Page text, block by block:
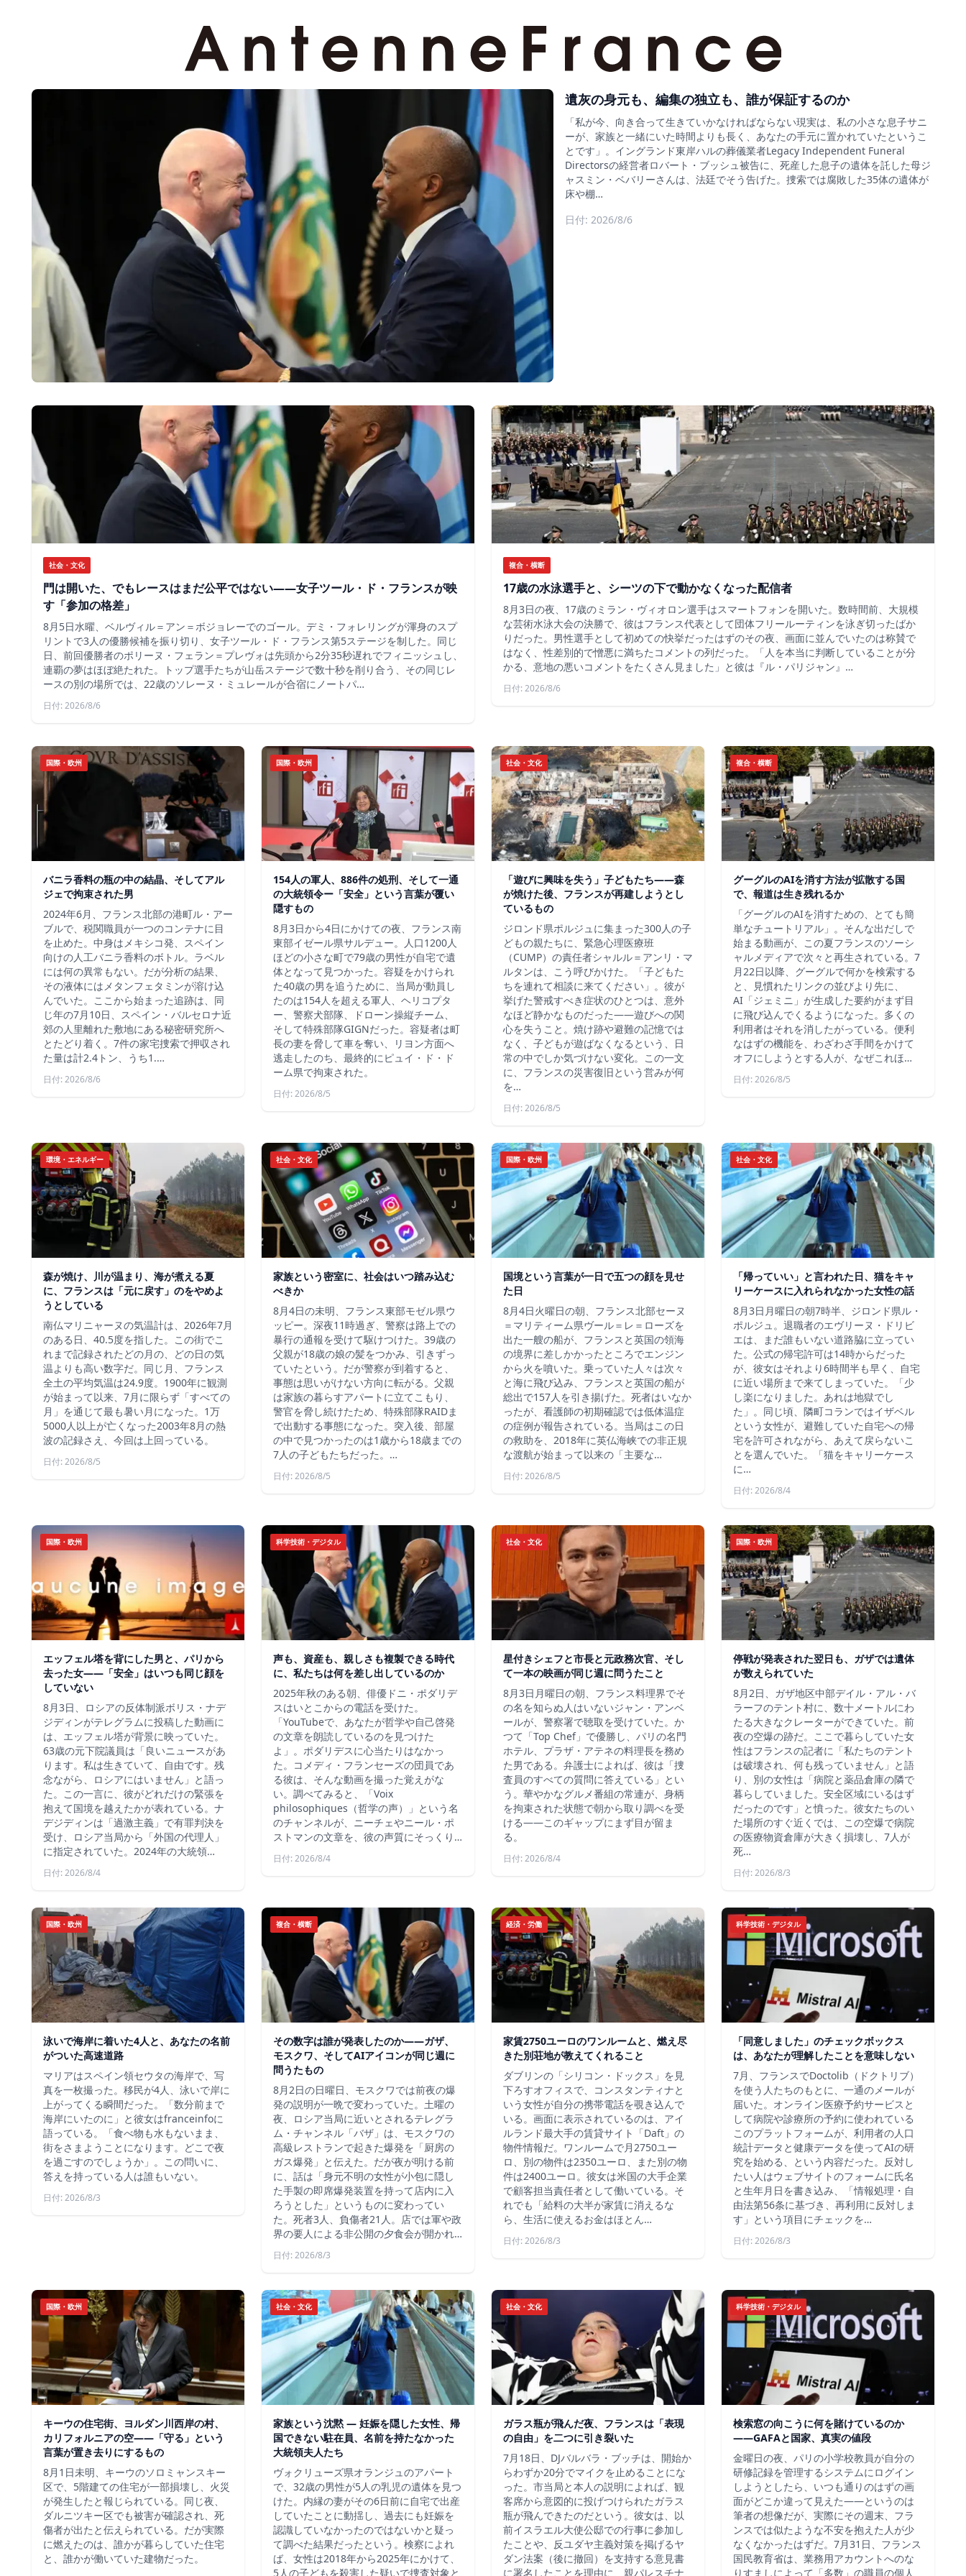
遺灰の身元も、編集の独立も、誰が保証するのか
「私が今、向き合って生きていかなければならない現実は、私の小さな息子サニ
ーが、家族と一緒にいた時間よりも長く、あなたの手元に置かれていたというこ
とです」。イングランド東岸ハルの葬儀業者Legacy Independent Funeral
Directorsの経営者ロバート・ブッシュ被告に、死産した息子の遺体を託した母ジ
ャスミン・ベバリーさんは、法廷でそう告げた。捜索では腐敗した35体の遺体が
床や棚…
日付: 2026/8/6
社会・文化
門は開いた、でもレースはまだ公平ではない――女子ツール・ド・フランスが映
す「参加の格差」
8月5日水曜、ベルヴィル＝アン＝ボジョレーでのゴール。デミ・フォレリングが渾身のスプ
リントで3人の優勝候補を振り切り、女子ツール・ド・フランス第5ステージを制した。同じ
日、前回優勝者のポリーヌ・フェラン＝プレヴォは先頭から2分35秒遅れでフィニッシュし、
連覇の夢はほぼ絶たれた。トップ選手たちが山岳ステージで数十秒を削り合う、その同じレ
ースの別の場所では、22歳のソレーヌ・ミュレールが合宿にノートパ…
日付: 2026/8/6
複合・横断
17歳の水泳選手と、シーツの下で動かなくなった配信者
8月3日の夜、17歳のミラン・ヴィオロン選手はスマートフォンを開いた。数時間前、大規模
な芸術水泳大会の決勝で、彼はフランス代表として団体フリールーティンを泳ぎ切ったばか
りだった。男性選手として初めての快挙だったはずのその夜、画面に並んでいたのは称賛で
はなく、性差別的で憎悪に満ちたコメントの列だった。「人を本当に判断していることが分
かる、意地の悪いコメントをたくさん見ました」と彼は『ル・パリジャン』…
日付: 2026/8/6
国際・欧州
バニラ香料の瓶の中の結晶、そしてアル
ジェで拘束された男
2024年6月、フランス北部の港町ル・アー
ブルで、税関職員が一つのコンテナに目
を止めた。中身はメキシコ発、スペイン
向けの人工バニラ香料のボトル。ラベル
には何の異常もない。だが分析の結果、
その液体にはメタンフェタミンが溶け込
んでいた。ここから始まった追跡は、同
じ年の7月10日、スペイン・バルセロナ近
郊の人里離れた敷地にある秘密研究所へ
とたどり着く。7件の家宅捜索で押収され
た量は計2.4トン、うち1.…
日付: 2026/8/6
国際・欧州
154人の軍人、886件の処刑、そして一通
の大統領令ー「安全」という言葉が覆い
隠すもの
8月3日から4日にかけての夜、フランス南
東部イゼール県サルデュー。人口1200人
ほどの小さな町で79歳の男性が自宅で遺
体となって見つかった。容疑をかけられ
た40歳の男を追うために、当局が動員し
たのは154人を超える軍人、ヘリコプタ
ー、警察犬部隊、ドローン操縦チーム、
そして特殊部隊GIGNだった。容疑者は町
長の妻を脅して車を奪い、リヨン方面へ
逃走したのち、最終的にピュイ・ド・ド
ーム県で拘束された。
日付: 2026/8/5
社会・文化
「遊びに興味を失う」子どもたち——森
が焼けた後、フランスが再建しようとし
ているもの
ジロンド県ポルジュに集まった300人の子
どもの親たちに、緊急心理医療班
（CUMP）の責任者シャルル＝アンリ・マ
ルタンは、こう呼びかけた。「子どもた
ちを連れて相談に来てください」。彼が
挙げた警戒すべき症状のひとつは、意外
なほど静かなものだった――遊びへの関
心を失うこと。焼け跡や避難の記憶では
なく、子どもが遊ばなくなるという、日
常の中でしか気づけない変化。この一文
に、フランスの災害復旧という営みが何
を…
日付: 2026/8/5
複合・横断
グーグルのAIを消す方法が拡散する国
で、報道は生き残れるか
「グーグルのAIを消すための、とても簡
単なチュートリアル」。そんな出だしで
始まる動画が、この夏フランスのソーシ
ャルメディアで次々と再生されている。7
月22日以降、グーグルで何かを検索する
と、見慣れたリンクの並びより先に、
AI「ジェミニ」が生成した要約がまず目
に飛び込んでくるようになった。多くの
利用者はそれを消したがっている。便利
なはずの機能を、わざわざ手間をかけて
オフにしようとする人が、なぜこれほ…
日付: 2026/8/5
環境・エネルギー
森が焼け、川が温まり、海が煮える夏
に、フランスは「元に戻す」のをやめよ
うとしている
南仏マリニャーヌの気温計は、2026年7月
のある日、40.5度を指した。この街でこ
れまで記録されたどの月の、どの日の気
温よりも高い数字だ。同じ月、フランス
全土の平均気温は24.9度。1900年に観測
が始まって以来、7月に限らず「すべての
月」を通じて最も暑い月になった。1万
5000人以上が亡くなった2003年8月の熱
波の記録さえ、今回は上回っている。
日付: 2026/8/5
社会・文化
家族という密室に、社会はいつ踏み込む
べきか
8月4日の未明、フランス東部モゼル県ウ
ッピー。深夜11時過ぎ、警察は路上での
暴行の通報を受けて駆けつけた。39歳の
父親が18歳の娘の髪をつかみ、引きずっ
ていたという。だが警察が到着すると、
事態は思いがけない方向に転がる。父親
は家族の暮らすアパートに立てこもり、
警官を脅し続けたため、特殊部隊RAIDま
で出動する事態になった。突入後、部屋
の中で見つかったのは1歳から18歳までの
7人の子どもたちだった。…
日付: 2026/8/5
国際・欧州
国境という言葉が一日で五つの顔を見せ
た日
8月4日火曜日の朝、フランス北部セーヌ
＝マリティーム県ヴール＝レ＝ローズを
出た一艘の船が、フランスと英国の領海
の境界に差しかかったところでエンジン
から火を噴いた。乗っていた人々は次々
と海に飛び込み、フランスと英国の船が
総出で157人を引き揚げた。死者はいなか
ったが、看護師の初期確認では低体温症
の症例が報告されている。当局はこの日
の救助を、2018年に英仏海峡での非正規
な渡航が始まって以来の「主要な…
日付: 2026/8/5
社会・文化
「帰っていい」と言われた日、猫をキャ
リーケースに入れられなかった女性の話
8月3日月曜日の朝7時半、ジロンド県ル・
ポルジュ。退職者のエヴリーヌ・ドリビ
エは、まだ誰もいない道路脇に立ってい
た。公式の帰宅許可は14時からだった
が、彼女はそれより6時間半も早く、自宅
に近い場所まで来てしまっていた。「少
し楽になりました。あれは地獄でし
た」。同じ頃、隣町コランではイザベル
という女性が、避難していた自宅への帰
宅を許可されながら、あえて戻らないこ
とを選んでいた。「猫をキャリーケース
に…
日付: 2026/8/4
国際・欧州
エッフェル塔を背にした男と、パリから
去った女——「安全」はいつも同じ顔を
していない
8月3日、ロシアの反体制派ボリス・ナデ
ジディンがテレグラムに投稿した動画に
は、エッフェル塔が背景に映っていた。
63歳の元下院議員は「良いニュースがあ
ります。私は生きていて、自由です。残
念ながら、ロシアにはいません」と語っ
た。この一言に、彼がどれだけの緊張を
抱えて国境を越えたかが表れている。ナ
デジディンは「過激主義」で有罪判決を
受け、ロシア当局から「外国の代理人」
に指定されていた。2024年の大統領…
日付: 2026/8/4
科学技術・デジタル
声も、資産も、親しさも複製できる時代
に、私たちは何を差し出しているのか
2025年秋のある朝、俳優ドニ・ポダリデ
スはいとこからの電話を受けた。
「YouTubeで、あなたが哲学や自己啓発
の文章を朗読しているのを見つけた
よ」。ポダリデスに心当たりはなかっ
た。コメディ・フランセーズの団員であ
る彼は、そんな動画を撮った覚えがな
い。調べてみると、「Voix
philosophiques（哲学の声）」という名
のチャンネルが、ニーチェやニール・ポ
ストマンの文章を、彼の声質にそっくり…
日付: 2026/8/4
社会・文化
星付きシェフと市長と元政務次官、そし
て一本の映画が同じ週に問うたこと
8月3日月曜日の朝、フランス料理界でそ
の名を知らぬ人はいないジャン・アンベ
ールが、警察署で聴取を受けていた。か
つて「Top Chef」で優勝し、パリの名門
ホテル、プラザ・アテネの料理長を務め
た男である。弁護士によれば、彼は「捜
査員のすべての質問に答えている」とい
う。華やかなグルメ番組の常連が、身柄
を拘束された状態で朝から取り調べを受
ける――このギャップにまず目が留ま
る。
日付: 2026/8/4
国際・欧州
停戦が発表された翌日も、ガザでは遺体
が数えられていた
8月2日、ガザ地区中部デイル・アル・バ
ラーフのテント村に、数十メートルにわ
たる大きなクレーターができていた。前
夜の空爆の跡だ。ここで暮らしていた女
性はフランスの記者に「私たちのテント
は破壊され、何も残っていません」と語
り、別の女性は「病院と薬品倉庫の隣で
暮らしていました。安全区域にいるはず
だったのです」と憤った。彼女たちのい
た場所のすぐ近くでは、この空爆で病院
の医療物資倉庫が大きく損壊し、7人が
死…
日付: 2026/8/3
国際・欧州
泳いで海岸に着いた4人と、あなたの名前
がついた高速道路
マリアはスペイン領セウタの海岸で、写
真を一枚撮った。移民が4人、泳いで岸に
上がってくる瞬間だった。「数分前まで
海岸にいたのに」と彼女はfranceinfoに
語っている。「食べ物も水もないまま、
街をさまようことになります。どこで夜
を過ごすのでしょうか」。この問いに、
答えを持っている人は誰もいない。
日付: 2026/8/3
複合・横断
その数字は誰が発表したのか——ガザ、
モスクワ、そしてAIアイコンが同じ週に
問うたもの
8月2日の日曜日、モスクワでは前夜の爆
発の説明が一晩で変わっていた。土曜の
夜、ロシア当局に近いとされるテレグラ
ム・チャンネル「バザ」は、モスクワの
高級レストランで起きた爆発を「厨房の
ガス爆発」と伝えた。だが夜が明ける前
に、話は「身元不明の女性が小包に隠し
た手製の即席爆発装置を持って店内に入
ろうとした」というものに変わってい
た。死者3人、負傷者21人。店では軍や政
界の要人による非公開の夕食会が開かれ…
日付: 2026/8/3
経済・労働
家賃2750ユーロのワンルームと、燃え尽
きた別荘地が教えてくれること
ダブリンの「シリコン・ドックス」を見
下ろすオフィスで、コンスタンティナと
いう女性が自分の携帯電話を覗き込んで
いる。画面に表示されているのは、アイ
ルランド最大手の賃貸サイト「Daft」の
物件情報だ。ワンルームで月2750ユー
ロ、別の物件は2350ユーロ、また別の物
件は2400ユーロ。彼女は米国の大手企業
で顧客担当責任者として働いている。そ
れでも「給料の大半が家賃に消えるな
ら、生活に使えるお金はほとん…
日付: 2026/8/3
科学技術・デジタル
「同意しました」のチェックボックス
は、あなたが理解したことを意味しない
7月、フランスでDoctolib（ドクトリブ）
を使う人たちのもとに、一通のメールが
届いた。オンライン医療予約サービスと
して病院や診療所の予約に使われている
このプラットフォームが、利用者の人口
統計データと健康データを使ってAIの研
究を始める、という内容だった。反対し
たい人はウェブサイトのフォームに氏名
と生年月日を書き込み、「情報処理・自
由法第56条に基づき、再利用に反対しま
す」という項目にチェックを…
日付: 2026/8/3
国際・欧州
キーウの住宅街、ヨルダン川西岸の村、
カリフォルニアの空——「守る」という
言葉が置き去りにするもの
8月1日未明、キーウのソロミャンスキー
区で、5階建ての住宅が一部損壊し、火災
が発生したと報じられている。同じ夜、
ダルニツキー区でも被害が確認され、死
傷者が出たと伝えられている。だが実際
に燃えたのは、誰かが暮らしていた住宅
と、誰かが働いていた建物だった。
社会・文化
家族という沈黙 ― 妊娠を隠した女性、帰
国できない駐在員、名前を持たなかった
大統領夫人たち
ヴォクリューズ県オランジュのアパート
で、32歳の男性が5人の乳児の遺体を見つ
けた。内縁の妻がその6日前に自宅で出産
していたことに動揺し、過去にも妊娠を
認識していなかったのではないかと疑っ
て調べた結果だったという。検察によれ
ば、女性は2018年から2025年にかけて、
5人の子どもを殺害した疑いで捜査対象と
社会・文化
ガラス瓶が飛んだ夜、フランスは「表現
の自由」を二つに引き裂いた
7月18日、DJバルバラ・ブッチは、開始か
らわずか20分でマイクを止めることにな
った。市当局と本人の説明によれば、観
客席から意図的に投げつけられたガラス
瓶が飛んできたのだという。彼女は、以
前イスラエル大使公邸での行事に参加し
たことや、反ユダヤ主義対策を掲げるヤ
ダン法案（後に撤回）を支持する意見書
に署名したことを理由に、親パレスチナ
科学技術・デジタル
検索窓の向こうに何を賭けているのか
——GAFAと国家、真実の値段
金曜日の夜、パリの小学校教員が自分の
研修記録を管理するシステムにログイン
しようとしたら、いつも通りのはずの画
面がどこか違って見えた——というのは
筆者の想像だが、実際にその週末、フラ
ンスでは似たような不安を抱えた人が少
なくなかったはずだ。7月31日、フランス
国民教育省は、業務用アカウントへのな
りすましによって「多数」の職員の個人